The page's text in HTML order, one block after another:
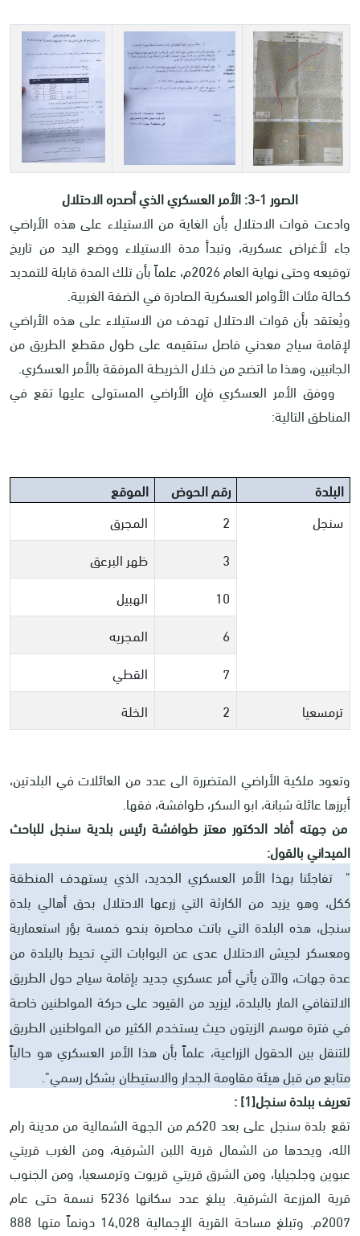
الصور 1-3: الأمر العسكري الذي أصدره الاحتلال
وادعت قوات الاحتلال بأن الغاية من الاستيلاء على هذه الأراضي
جاء لأغراض عسكرية، وتبدأ مدة الاستيلاء ووضع اليد من تاريخ
توقيعه وحتى نهاية العام 2026م، علماً بأن تلك المدة قابلة للتمديد
كحالة مئات الأوامر العسكرية الصادرة في الضفة الغربية.
ويُعتقد بأن قوات الاحتلال تهدف من الاستيلاء على هذه الأراضي
لإقامة سياج معدني فاصل ستقيمه على طول مقطع الطريق من
الجانبين، وهذا ما اتضح من خلال الخريطة المرفقة بالأمر العسكري.
ووفق الأمر العسكري فإن الأراضي المستولى عليها تقع في
المناطق التالية:
البلدة رقم الحوض
الموقع
سنجل
2
المجرق
3
ظهر البرعق
10
الهبيل
6
المجريه
7
القطي
ترمسعيا
2 الخلة
وتعود ملكية الأراضي المتضررة الى عدد من العائلات في البلدتين،
أبرزها عائلة شبانة، ابو السكر، طوافشة، فقها.
من جهته أفاد الدكتور معتز طوافشة رئيس بلدية سنجل للباحث
الميداني بالقول:
" تفاجئنا بهذا الأمر العسكري الجديد، الذي يستهدف المنطقة
ككل، وهو يزيد من الكارثة التي زرعها الاحتلال بحق أهالي بلدة
سنجل، هذه البلدة التي باتت محاصرة بنحو خمسة بؤر استعمارية
ومعسكر لجيش الاحتلال عدى عن البوابات التي تحيط بالبلدة من
عدة جهات، والآن يأتي أمر عسكري جديد بإقامة سياج حول الطريق
الالتفافي المار بالبلدة، ليزيد من القيود على حركة المواطنين خاصة
في فترة موسم الزيتون حيث يستخدم الكثير من المواطنين الطريق
للتنقل بين الحقول الزراعية، علماً بأن هذا الأمر العسكري هو حالياً
متابع من قبل هيئة مقاومة الجدار والاستيطان بشكل رسمي".
تعريف ببلدة سنجل[1]
:
تقع بلدة سنجل على بعد 20كم من الجهة الشمالية من مدينة رام
الله، ويحدها من الشمال قرية اللبن الشرقية، ومن الغرب قريتي
عبوين وجلجيليا، ومن الشرق قريتي قريوت وترمسعيا، ومن الجنوب
قرية المزرعة الشرقية. يبلغ عدد سكانها 5236 نسمة حتى عام
2007م. وتبلغ مساحة القرية الإجمالية 14,028 دونماً منها 888